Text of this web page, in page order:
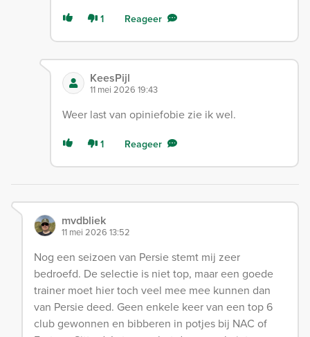
1 Reageer
KeesPijl
11 mei 2026 19:43
Weer last van opiniefobie zie ik wel.
1 Reageer
mvdbliek
11 mei 2026 13:52
Nog een seizoen van Persie stemt mij zeer
bedroefd. De selectie is niet top, maar een goede
trainer moet hier toch veel mee mee kunnen dan
van Persie deed. Geen enkele keer van een top 6
club gewonnen en bibberen in potjes bij NAC of